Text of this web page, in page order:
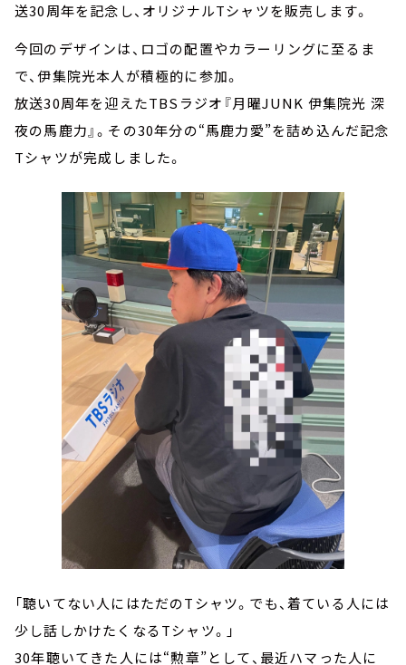
送30周年を記念し、オリジナルTシャツを販売します。
今回のデザインは、ロゴの配置やカラーリングに至るま
で、伊集院光本人が積極的に参加。
放送30周年を迎えたTBSラジオ『月曜JUNK 伊集院光 深
夜の馬鹿力』。その30年分の“馬鹿力愛”を詰め込んだ記念
Tシャツが完成しました。
「聴いてない人にはただのTシャツ。でも、着ている人には
少し話しかけたくなるTシャツ。」
30年聴いてきた人には“勲章”として、最近ハマった人に